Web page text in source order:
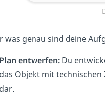
was genau sind deine
Plan entwerfen: Du
das Objekt mit
dar.